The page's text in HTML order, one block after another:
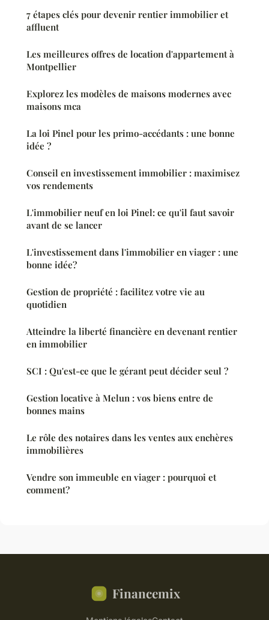
7 étapes clés pour devenir rentier immobilier et
affluent
Les meilleures offres de location d'appartement à
Montpellier
Explorez les modèles de maisons modernes avec
maisons mca
La loi Pinel pour les primo-accédants : une bonne
idée ?
Conseil en investissement immobilier : maximisez
vos rendements
L'immobilier neuf en loi Pinel: ce qu'il faut savoir
avant de se lancer
L'investissement dans l'immobilier en viager : une
bonne idée?
Gestion de propriété : facilitez votre vie au
quotidien
Atteindre la liberté financière en devenant rentier
en immobilier
SCI : Qu'est-ce que le gérant peut décider seul ?
Gestion locative à Melun : vos biens entre de
bonnes mains
Le rôle des notaires dans les ventes aux enchères
immobilières
Vendre son immeuble en viager : pourquoi et
comment?
Financemix